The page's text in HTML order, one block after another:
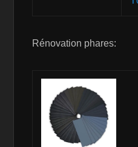
Rénovation phares: